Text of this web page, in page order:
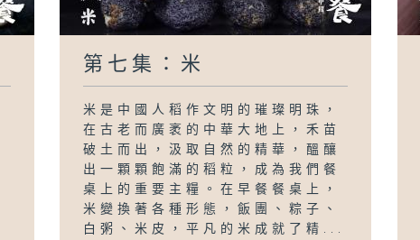
第七集：米
米是中國人稻作文明的璀璨明珠，
在古老而廣袤的中華大地上，禾苗
破土而出，汲取自然的精華，醞釀
出一顆顆飽滿的稻粒，成為我們餐
桌上的重要主糧。在早餐餐桌上，
米變換著各種形態，飯團、粽子、
白粥、米皮，平凡的米成就了精...